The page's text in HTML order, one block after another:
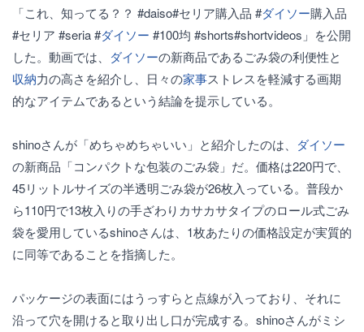
「これ、知ってる？？ #daiso#セリア購入品 #ダイソー購入品
#セリア #seria #ダイソー #100均 #shorts#shortvideos」を公開
した。動画では、 ダイソーの新商品であるごみ袋の利便性と
収納力の高さを紹介し、日々の家事ストレスを軽減する画期
的なアイテムであるという結論を提示している。
shinoさんが「めちゃめちゃいい」と紹介したのは、 ダイソー
の新商品「コンパクトな包装のごみ袋」だ。価格は220円で、
45リットルサイズの半透明ごみ袋が26枚入っている。普段か
ら110円で13枚入りの手ざわりカサカサタイプのロール式ごみ
袋を愛用しているshinoさんは、1枚あたりの価格設定が実質的
に同等であることを指摘した。
パッケージの表面にはうっすらと点線が入っており、それに
沿って穴を開けると取り出し口が完成する。shinoさんがミシ